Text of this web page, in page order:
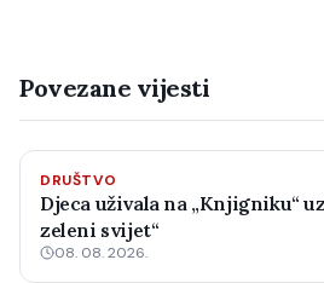
Povezane vijesti
DRUŠTVO
Djeca uživala na „Knjigniku“
zeleni svijet“
08. 08. 2026.